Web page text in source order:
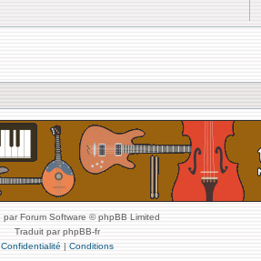
par Forum Software © phpBB Limited
Traduit par phpBB-fr
Confidentialité | Conditions